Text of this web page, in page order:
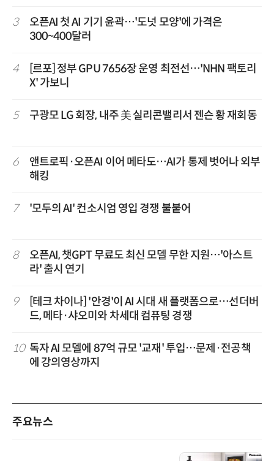
3
오픈AI 첫 AI 기기 윤곽…'도넛 모양'에 가격은
300~400달러
4
[르포] 정부 GPU 7656장 운영 최전선…'NHN 팩토리
X' 가보니
5 구광모 LG 회장, 내주 美 실리콘밸리서 젠슨 황 재회동
6
앤트로픽·오픈AI 이어 메타도…AI가 통제 벗어나 외부
해킹
7 '모두의 AI' 컨소시엄 영입 경쟁 불붙어
8
오픈AI, 챗GPT 무료도 최신 모델 무한 지원…'아스트
라' 출시 연기
9
[테크 차이나] '안경'이 AI 시대 새 플랫폼으로…선더버
드, 메타·샤오미와 차세대 컴퓨팅 경쟁
10 독자 AI 모델에 87억 규모 '교재' 투입…문제·전공책
에 강의영상까지
주요뉴스